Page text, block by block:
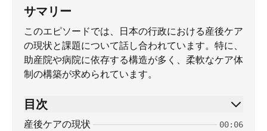
サマリー
このエピソードでは、日本の行政における産後ケア
の現状と課題について話し合われています。特に、
助産院や病院に依存する構造が多く、柔軟なケア体
制の構築が求められています。
目次
産後ケアの現状 00:06